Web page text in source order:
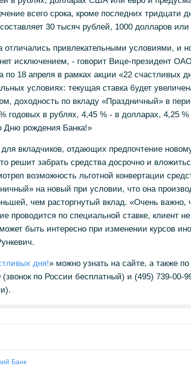
всего срока, кроме последних тридцати
30 тысяч рублей, 1000 долларов или
отличались привлекательными условиями, и
исключением, - говорит Вице-президент
18 апреля в рамках акции «22 счастливых
условиях: текущая ставка будет
доходность по вкладу «Праздничный» в
годовых в рублях, 4,45 % - в долларах, 4,25
Дню рождения Банка!»
вкладчиков, отдающих предпочтение
решит забрать средства досрочно и
возможность льготной конвертации
на новый при условии, что она
чем расторгнутый вклад. «Очень важно,
проводится по специальной ставке, клиент не
быть интересно при изменении курсов
дня!» можно узнать на сайте, а также по
по России бесплатный) и (495) 739-00-
Банк